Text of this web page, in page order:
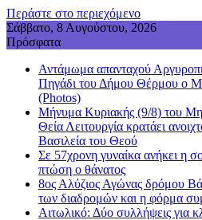
Περάστε στο περιεχόμενο
Σάββατο, 8 Αυγούστου, 2026
Πρόσφατα
Αντάμωμα απανταχού
Πηγάδι του Δήμου Θέρμου ο
(Photos)
Μήνυμα Κυριακής (9/8) του
Θεία Λειτουργία κρατάει
Βασιλεία του Θεού
Σε 57χρονη γυναίκα ανήκει η
πτώση ο θάνατος
8ος Αλύζιος Αγώνας δρόμου
των διαδρομών και η φόρμα
Aιτωλικό: Δύο συλλήψεις για